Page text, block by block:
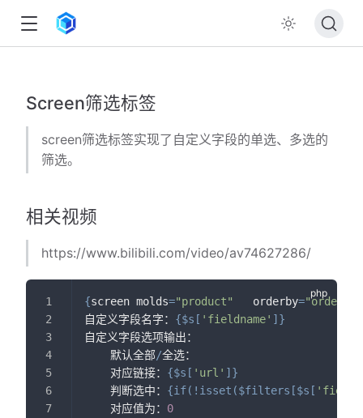
Screen筛选标签
screen筛选标签实现了自定义字段的单选、多选的
筛选。
相关视频
https://www.bilibili.com/video/av74627286/
{screen molds="product"
   orderby
="orders
自定义字段名字： {$s [ 'fieldname' ]}
自定义字段选项输出：
    默认全部
/全选：
    对应链接：
{$s [ 'url' ]}
    判断选中：
{if( ! isset ($filters [$s [ 'field'
    对应值为：
0